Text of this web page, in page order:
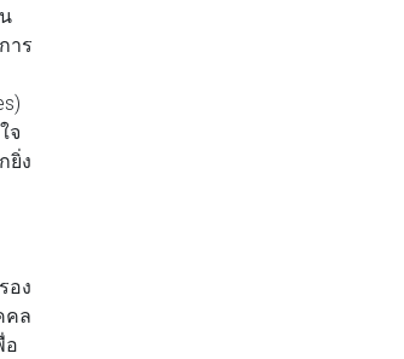
าร
จ
ยิ่ง
อง
คล
อ